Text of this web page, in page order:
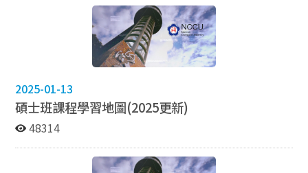
班歷年成績單（這樣才能看出你之前的修課成績與這學期
正在修習的課程。） 以上資料請在當學期申請截止日下午
5點前交至外交系辦，謝謝。 PS: 1.必要時，將辦理核考
9%E9%A0%85%E7%9B%AE/%E5%AD%B8%E7%B1%
8D/%E8%BD%89%E7%B3%BB 其他疑問歡迎與系辦研
究所助教洽詢（dip50918@nccu.edu.tw）。
2025-01-13
碩士班課程學習地圖(2025更新)
48314